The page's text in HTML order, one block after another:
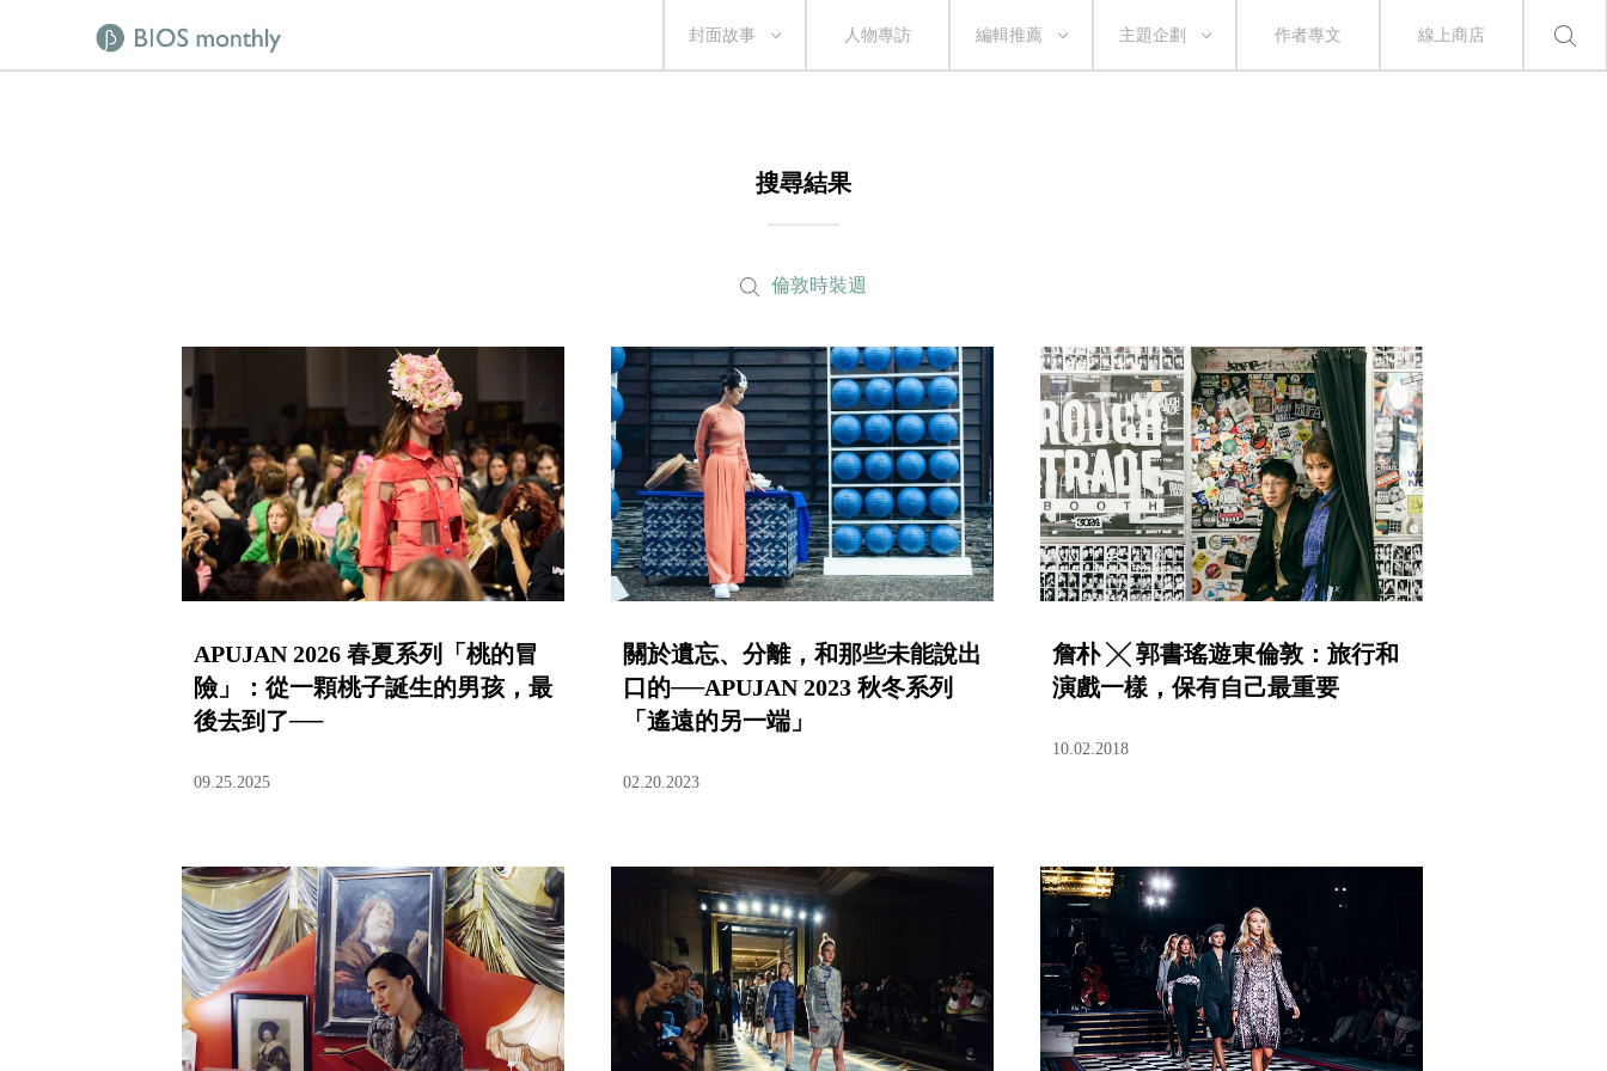
封面故事 人物專訪 編輯推薦 主題企劃 作者專文 線上商店
搜尋結果
倫敦時裝週
APUJAN 2026 春夏系列「桃的冒
險」：從一顆桃子誕生的男孩，最
後去到了──
09.25.2025
關於遺忘、分離，和那些未能說出
口的──APUJAN 2023 秋冬系列
「遙遠的另一端」
02.20.2023
詹朴 ╳ 郭書瑤遊東倫敦：旅行和
演戲一樣，保有自己最重要
10.02.2018